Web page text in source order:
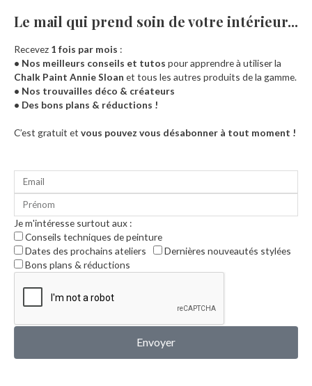
Accueil
Le mail qui prend soin de votre intérieur...​
Recevez 1 fois par mois :
• Nos meilleurs conseils et tutos pour apprendre à utiliser la
Chalk Paint Annie Sloan et tous les autres produits de la gamme.
• Nos trouvailles déco & créateurs
• Des bons plans & réductions !
C’est gratuit et vous pouvez vous désabonner à tout moment !
Je m'intéresse surtout aux :
Conseils techniques de peinture
Dates des prochains ateliers
Dernières nouveautés stylées
Bons plans & réductions
Envoyer